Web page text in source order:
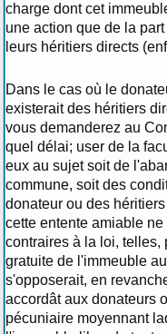
charge dont cet
une action que de la
leurs héritiers directs
Dans le cas où le
existerait des héritiers
vous demanderez au
quel délai; user de la
eux au sujet soit de
commune, soit des
donateur ou des
cette entente amiable
contraires à la loi,
gratuite de l'immeuble
s'opposerait, en
accordât aux donateurs
pécuniaire moyennant